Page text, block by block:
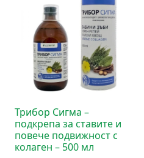
Трибор Сигма –
подкрепа за ставите и
повече подвижност с
колаген – 500 мл